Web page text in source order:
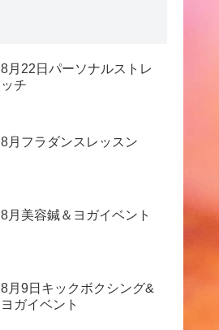
8月22日パーソナルストレ
ッチ
8月フラダンスレッスン
8月美容鍼＆ヨガイベント
8月9日キックボクシング&
ヨガイベント